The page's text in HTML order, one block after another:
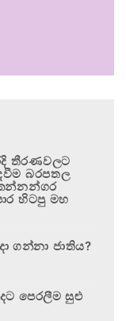
තීරණවලට
බරපතල
හිටපු මහ
ගන්නා ජාතිය?
පෙරලීම සුළු